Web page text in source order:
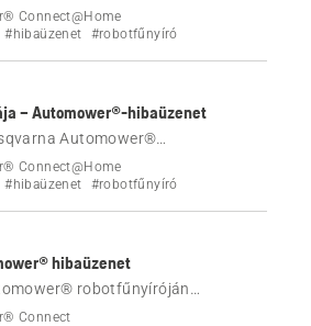
a „Kerékmotor elakadt”
Connect@Home
#hibaüzenet #robotfűnyíró
– Automower®-hibaüzenet
Automower®
a „Meghajtókerék hibája”
Connect@Home
#hibaüzenet #robotfűnyíró
hibaüzenet
robotfűnyíróján
hibaüzenet?
Connect